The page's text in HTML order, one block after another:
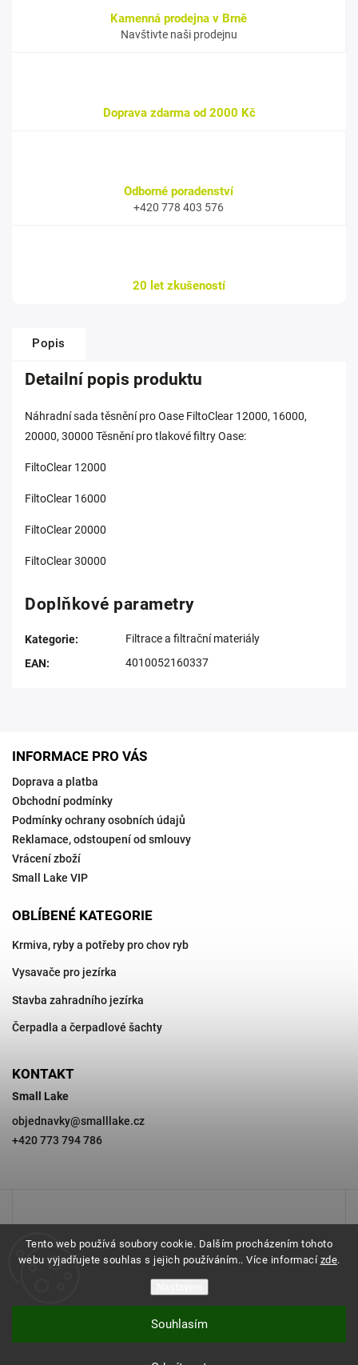
Tento web používá soubory cookie. Dalším procházením tohoto
webu vyjadřujete souhlas s jejich používáním.. Více informací zde.
Souhlasím
Kamenná prodejna v Brně
Navštivte naši prodejnu
Doprava zdarma od 2000 Kč
Odborné poradenství
+420 778 403 576
20 let zkušeností
Popis
Detailní popis produktu
Náhradní sada těsnění pro Oase FiltoClear 12000, 16000,
20000, 30000 Těsnění pro tlakové filtry Oase:
FiltoClear 12000
FiltoClear 16000
FiltoClear 20000
FiltoClear 30000
Doplňkové parametry
Kategorie:
Filtrace a filtrační materiály
EAN: 4010052160337
INFORMACE PRO VÁS
Doprava a platba
Obchodní podmínky
Podmínky ochrany osobních údajů
Reklamace, odstoupení od smlouvy
Vrácení zboží
Small Lake VIP
OBLÍBENÉ KATEGORIE
Krmiva, ryby a potřeby pro chov ryb
Vysavače pro jezírka
Stavba zahradního jezírka
Čerpadla a čerpadlové šachty
KONTAKT
Small Lake
objednavky@smalllake.cz
+420 773 794 786
SMALL LAKE . Všechna práva vyhrazena.